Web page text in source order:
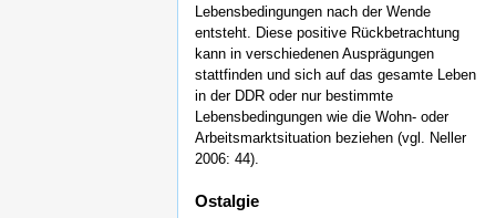
Lebensbedingungen nach der Wende
entsteht. Diese positive Rückbetrachtung
kann in verschiedenen Ausprägungen
stattfinden und sich auf das gesamte Leben
in der DDR oder nur bestimmte
Lebensbedingungen wie die Wohn- oder
Arbeitsmarktsituation beziehen (vgl. Neller
2006: 44).
Ostalgie